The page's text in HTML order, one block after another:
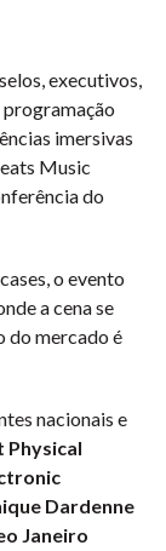
executivos,
imersivas
Music
do
o evento
a cena se
do mercado é
nacionais e
Physical
Dardenne
Janeiro